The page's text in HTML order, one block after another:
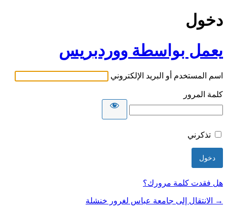
دخول
يعمل بواسطة ووردبريس
اسم المستخدم أو البريد الإلكتروني
كلمة المرور
تذكرني
هل فقدت كلمة مرورك؟
→ الانتقال إلى جامعة عباس لغرور خنشلة